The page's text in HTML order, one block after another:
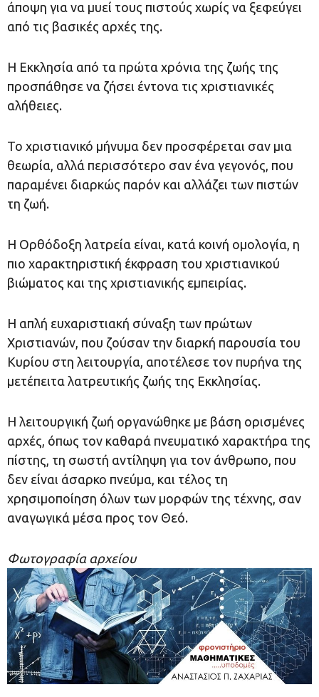
άποψη για να μυεί τους πιστούς χωρίς να ξεφεύγει
από τις βασικές αρχές της.
Η Εκκλησία από τα πρώτα χρόνια της ζωής της
προσπάθησε να ζήσει έντονα τις χριστιανικές
αλήθειες.
Το χριστιανικό μήνυμα δεν προσφέρεται σαν μια
θεωρία, αλλά περισσότερο σαν ένα γεγονός, που
παραμένει διαρκώς παρόν και αλλάζει των πιστών
τη ζωή.
Η Ορθόδοξη λατρεία είναι, κατά κοινή ομολογία, η
πιο χαρακτηριστική έκφραση του χριστιανικού
βιώματος και της χριστιανικής εμπειρίας.
Η απλή ευχαριστιακή σύναξη των πρώτων
Χριστιανών, που ζούσαν την διαρκή παρουσία του
Κυρίου στη λειτουργία, αποτέλεσε τον πυρήνα της
μετέπειτα λατρευτικής ζωής της Εκκλησίας.
Η λειτουργική ζωή οργανώθηκε με βάση ορισμένες
αρχές, όπως τον καθαρά πνευματικό χαρακτήρα της
πίστης, τη σωστή αντίληψη για τον άνθρωπο, που
δεν είναι άσαρκο πνεύμα, και τέλος τη
χρησιμοποίηση όλων των μορφών της τέχνης, σαν
αναγωγικά μέσα προς τον Θεό.
Φωτογραφία αρχείου